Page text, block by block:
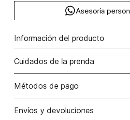
Asesoría
Información del producto
Viscosa 73.1000000000 elastano
23.6000000000 73.10% viscosa/
poliamida/polyamide3.30% elastano/
Cuidados de la prenda
No dejar en remojo /lavar por
Métodos de pago
Tarjetas de crédito: Visa, Dinners,
Envíos y devoluciones